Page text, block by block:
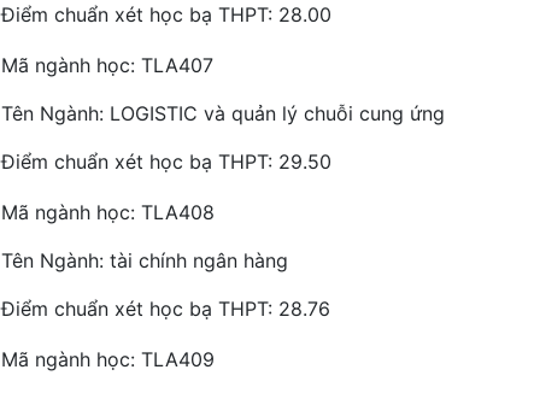
Điểm chuẩn xét học bạ THPT: 28.00
Mã ngành học: TLA407
Tên Ngành: LOGISTIC và quản lý chuỗi cung ứng
Điểm chuẩn xét học bạ THPT: 29.50
Mã ngành học: TLA408
Tên Ngành: tài chính ngân hàng
Điểm chuẩn xét học bạ THPT: 28.76
Mã ngành học: TLA409